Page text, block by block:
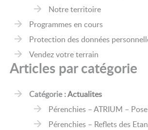
Notre territoire
Programmes en cours
Protection des données
Vendez votre terrain
Articles par catégorie
Catégorie :Actualites
Pérenchies – ATRIUM –
Pérenchies – Reflets des